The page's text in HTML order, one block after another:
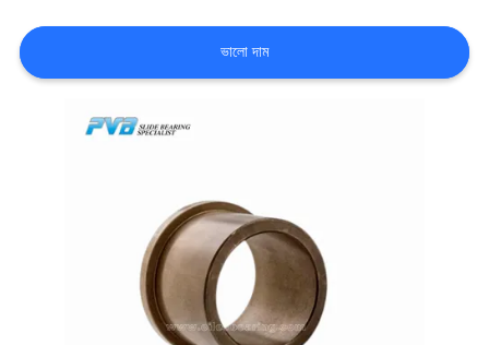
শো
ভালো দাম